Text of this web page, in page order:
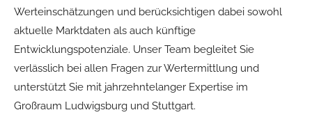
Werteinschätzungen und berücksichtigen dabei sowohl
aktuelle Marktdaten als auch künftige
Entwicklungspotenziale. Unser Team begleitet Sie
verlässlich bei allen Fragen zur Wertermittlung und
unterstützt Sie mit jahrzehntelanger Expertise im
Großraum Ludwigsburg und Stuttgart.